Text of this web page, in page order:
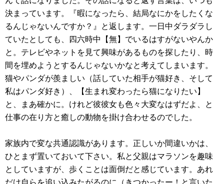
決まっています。『暇になったら、結局なにかをしたくな
るんじゃないんですか？』と返します。一日中ダラダラし
ていたとしても、四六時中【無】でいるはすがないやんか
と。テレビやネットを見て興味があるものを探したり、時
間を埋めようとするんじゃないかなと考えてしまいます。
猫やパンダが羨ましい（話していた相手が猫好き、そして
私はパンダ好き）、【生まれ変わったら猫になりたい】
と、まあ確かに。けれど彼彼女も色々大変なはずだよ、と
仕事の在り方と癒しの動物を掛け合わせるのでした。
家族内で変な共通認識があります。正しいか間違いかは、
ひとまず置いておいて下さい。私と父親はマラソンを趣味
としていますが、歩くことは面倒だと感じています。あれ
だけ自らを追い込みたがるのに（きつかったー！と言いた